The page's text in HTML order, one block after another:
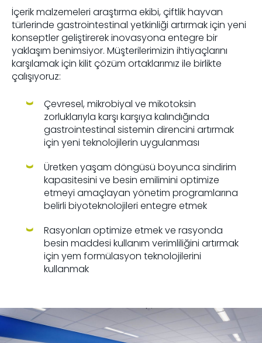
İçerik malzemeleri araştırma ekibi, çiftlik hayvan
türlerinde gastrointestinal yetkinliği artırmak için yeni
konseptler geliştirerek inovasyona entegre bir
yaklaşım benimsiyor. Müşterilerimizin ihtiyaçlarını
karşılamak için kilit çözüm ortaklarımız ile birlikte
çalışıyoruz:
Çevresel, mikrobiyal ve mikotoksin
zorluklarıyla karşı karşıya kalındığında
gastrointestinal sistemin direncini artırmak
için yeni teknolojilerin uygulanması
Üretken yaşam döngüsü boyunca sindirim
kapasitesini ve besin emilimini optimize
etmeyi amaçlayan yönetim programlarına
belirli biyoteknolojileri entegre etmek
Rasyonları optimize etmek ve rasyonda
besin maddesi kullanım verimliliğini artırmak
için yem formülasyon teknolojilerini
kullanmak